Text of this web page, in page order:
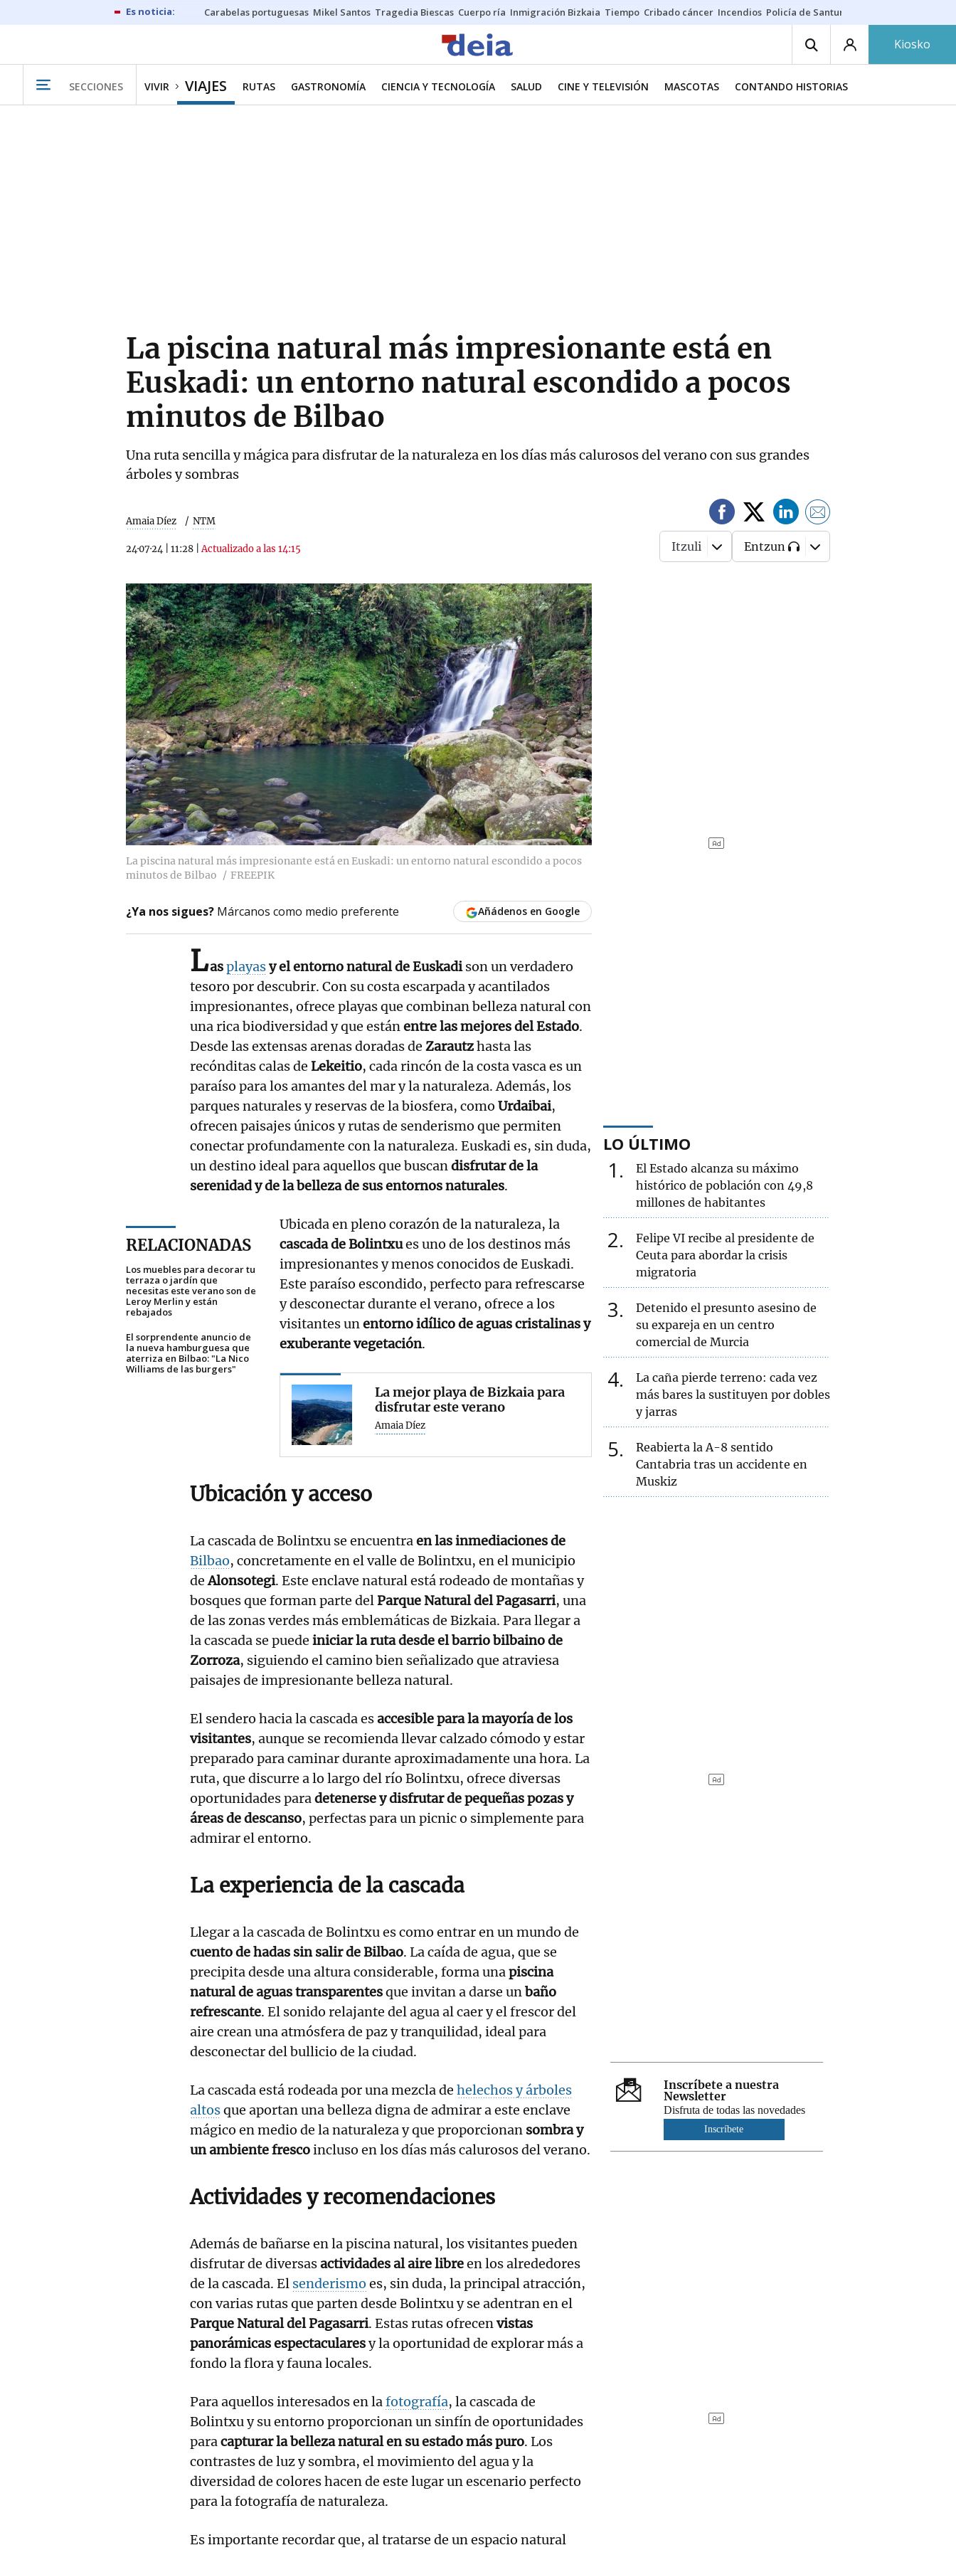
Carabelas portuguesas Mikel Santos Tragedia Biescas Cuerpo ría Inmigración Bizkaia Tiempo Cribado cáncer Incendios Policía de Santurtzi
Kiosko
SECCIONES VIVIR VIAJES RUTAS GASTRONOMÍA CIENCIA Y TECNOLOGÍA SALUD CINE Y TELEVISIÓN MASCOTAS CONTANDO HISTORIAS
La piscina natural más impresionante está en
Euskadi: un entorno natural escondido a pocos
minutos de Bilbao
Una ruta sencilla y mágica para disfrutar de la naturaleza en los días más calurosos del verano con sus grandes
árboles y sombras
Amaia Díez NTM
24·07·24 11:28 |Actualizado a las 14:15 Itzuli Entzun
La piscina natural más impresionante está en Euskadi: un entorno natural escondido a pocos
minutos de Bilbao
FREEPIK
¿Ya nos sigues? Márcanos como medio preferente Añádenos en Google
Lasplayasy el entorno natural de Euskadison un verdadero
tesoro por descubrir. Con su costa escarpada y acantilados
impresionantes, ofrece playas que combinan belleza natural con
una rica biodiversidad y que estánentre las mejores del Estado.
Desde las extensas arenas doradas de Zarautzhasta las
recónditas calas de Lekeitio, cada rincón de la costa vasca es un
paraíso para los amantes del mar y la naturaleza. Además, los
parques naturales y reservas de la biosfera, como Urdaibai,
ofrecen paisajes únicos y rutas de senderismo que permiten
conectar profundamente con la naturaleza. Euskadi es, sin duda,
un destino ideal para aquellos que buscandisfrutar de la
serenidad y de la belleza de sus entornos naturales.
RELACIONADAS
Los muebles para decorar tu
terraza o jardín que
necesitas este verano son de
Leroy Merlin y están
rebajados
El sorprendente anuncio de
la nueva hamburguesa que
aterriza en Bilbao: "La Nico
Williams de las burgers"
Ubicada en pleno corazón de la naturaleza, la
cascada de Bolintxues uno de los destinos más
impresionantes y menos conocidos de Euskadi.
Este paraíso escondido, perfecto para refrescarse
y desconectar durante el verano, ofrece a los
visitantes unentorno idílico de aguas cristalinas y
exuberante vegetación.
La mejor playa de Bizkaia para
disfrutar este verano
Amaia Díez
Ubicación y acceso
La cascada de Bolintxu se encuentraen las inmediaciones de
Bilbao, concretamente en el valle de Bolintxu, en el municipio
deAlonsotegi. Este enclave natural está rodeado de montañas y
bosques que forman parte delParque Natural del Pagasarri, una
de las zonas verdes más emblemáticas de Bizkaia. Para llegar a
la cascada se puede iniciar la ruta desde el barrio bilbaino de
Zorroza, siguiendo el camino bien señalizado que atraviesa
paisajes de impresionante belleza natural.
El sendero hacia la cascada esaccesible para la mayoría de los
visitantes, aunque se recomienda llevar calzado cómodo y estar
preparado para caminar durante aproximadamente una hora. La
ruta, que discurre a lo largo del río Bolintxu, ofrece diversas
oportunidades paradetenerse y disfrutar de pequeñas pozas y
áreas de descanso, perfectas para un picnic o simplemente para
admirar el entorno.
La experiencia de la cascada
Llegar a la cascada de Bolintxu es como entrar en un mundo de
cuento de hadas sin salir de Bilbao. La caída de agua, que se
precipita desde una altura considerable, forma unapiscina
natural de aguas transparentesque invitan a darse unbaño
refrescante. El sonido relajante del agua al caer y el frescor del
aire crean una atmósfera de paz y tranquilidad, ideal para
desconectar del bullicio de la ciudad.
La cascada está rodeada por una mezcla de helechos y árboles
altosque aportan una belleza digna de admirar a este enclave
mágico en medio de la naturaleza y que proporcionan sombra y
un ambiente frescoincluso en los días más calurosos del verano.
Actividades y recomendaciones
Además de bañarse en la piscina natural, los visitantes pueden
disfrutar de diversasactividades al aire libreen los alrededores
de la cascada. El senderismo es, sin duda, la principal atracción,
con varias rutas que parten desde Bolintxu y se adentran en el
Parque Natural del Pagasarri. Estas rutas ofrecenvistas
panorámicas espectacularesy la oportunidad de explorar más a
fondo la flora y fauna locales.
Para aquellos interesados en lafotografía, la cascada de
Bolintxu y su entorno proporcionan un sinfín de oportunidades
paracapturar la belleza natural en su estado más puro. Los
contrastes de luz y sombra, el movimiento del agua y la
diversidad de colores hacen de este lugar un escenario perfecto
para la fotografía de naturaleza.
Es importante recordar que, al tratarse de un espacio natural
LO ÚLTIMO
1
El Estado alcanza su máximo
histórico de población con 49,8
millones de habitantes
2
Felipe VI recibe al presidente de
Ceuta para abordar la crisis
migratoria
3
Detenido el presunto asesino de
su expareja en un centro
comercial de Murcia
4
La caña pierde terreno: cada vez
más bares la sustituyen por dobles
y jarras
5
Reabierta la A-8 sentido
Cantabria tras un accidente en
Muskiz
Inscríbete a nuestra
Newsletter
Disfruta de todas las novedades
Inscríbete